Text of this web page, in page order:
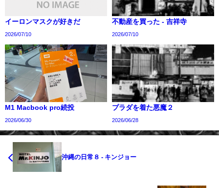
イーロンマスクが好きだ
2026/07/10
不動産を買った - 吉祥寺
2026/07/10
M1 Macbook pro続投
2026/06/30
プラダを着た悪魔２
2026/06/28
沖縄の日常８ - キンジョー